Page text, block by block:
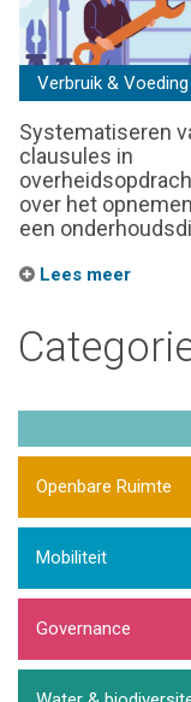
Verbruik & Voeding
Systematiseren
clausules in
over het
een
Lees meer
Openbare Ruimte
Mobiliteit
Governance